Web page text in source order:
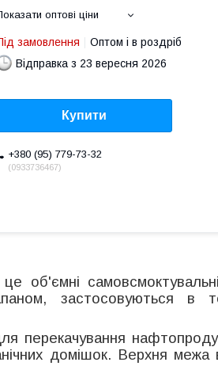
оптові ціни
замовлення
Оптом і в роздріб
Відправка з 23 вересня 2026
Купити
+380 (95) 779-73-32
0933736467
застосовуються в
перекачування
домішок. Верхня межа